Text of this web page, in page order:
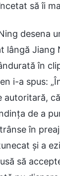
să îi
desena
Jiang
în
i-a spus:
de a
în
și a
să